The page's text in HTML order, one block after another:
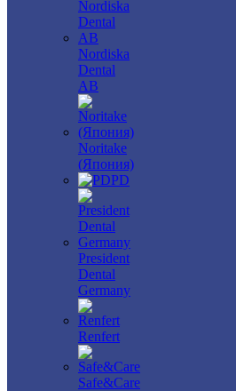
Nordiska
Dental
AB
Noritake
(Япония)
PD
President
Dental
Germany
Renfert
Safe&Care